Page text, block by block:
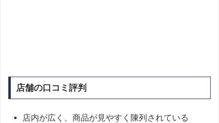
店舗の口コミ評判
店内が広く、商品が見やすく陳列されている